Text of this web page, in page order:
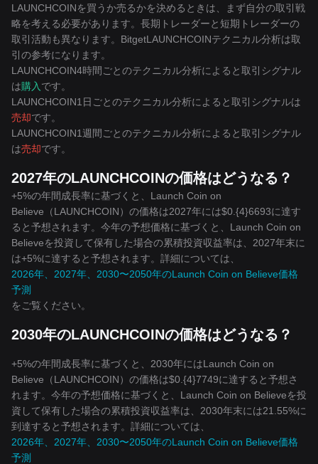
LAUNCHCOINを買うか売るかを決めるときは、まず自分の取引戦
略を考える必要があります。長期トレーダーと短期トレーダーの
取引活動も異なります。BitgetLAUNCHCOINテクニカル分析は取
引の参考になります。
LAUNCHCOIN4時間ごとのテクニカル分析によると取引シグナル
は購入 です。
LAUNCHCOIN1日ごとのテクニカル分析によると取引シグナルは
売却です。
LAUNCHCOIN1週間ごとのテクニカル分析によると取引シグナル
は売却です。
2027年のLAUNCHCOINの価格はどうなる？
+5%の年間成長率に基づくと、Launch Coin on
Believe（LAUNCHCOIN）の価格は2027年には$0.{4}6693に達す
ると予想されます。今年の予想価格に基づくと、Launch Coin on
Believeを投資して保有した場合の累積投資収益率は、2027年末に
は+5%に達すると予想されます。詳細については、
2026年、2027年、2030〜2050年のLaunch Coin on Believe価格
予測
をご覧ください。
2030年のLAUNCHCOINの価格はどうなる？
+5%の年間成長率に基づくと、2030年にはLaunch Coin on
Believe（LAUNCHCOIN）の価格は$0.{4}7749に達すると予想さ
れます。今年の予想価格に基づくと、Launch Coin on Believeを投
資して保有した場合の累積投資収益率は、2030年末には21.55%に
到達すると予想されます。詳細については、
2026年、2027年、2030〜2050年のLaunch Coin on Believe価格
予測